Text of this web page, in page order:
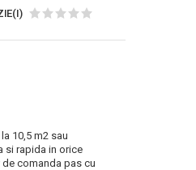
10,5 m2 sau
si rapida in orice
comanda pas cu